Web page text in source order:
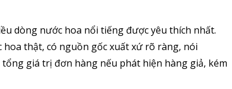
dòng nước hoa nổi tiếng được yêu thích nhất.
hoa thật, có nguồn gốc xuất xứ rõ ràng, nói
tổng giá trị đơn hàng nếu phát hiện hàng giả, kém